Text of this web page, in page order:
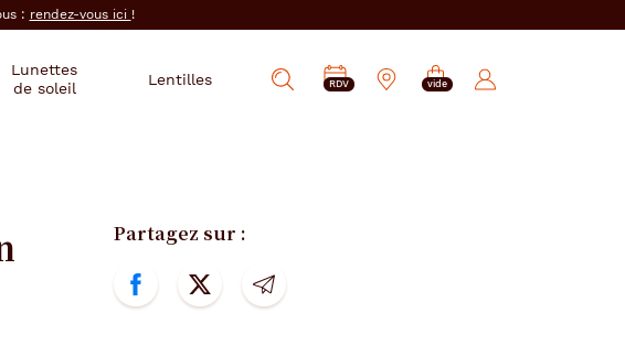
: rendez-vous ici !
Lunettes
de soleil
Lentilles
AfficherPRENDRE
RDV
Mes
vide
Partagez sur :
Partagez
Partagez
Partagez